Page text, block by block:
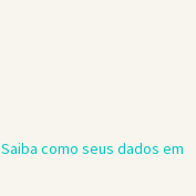
Saiba como seus dados em